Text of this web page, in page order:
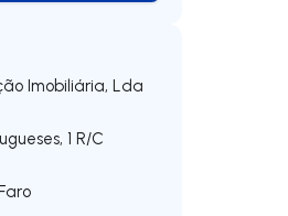
Imobiliária, Lda
1 R/C